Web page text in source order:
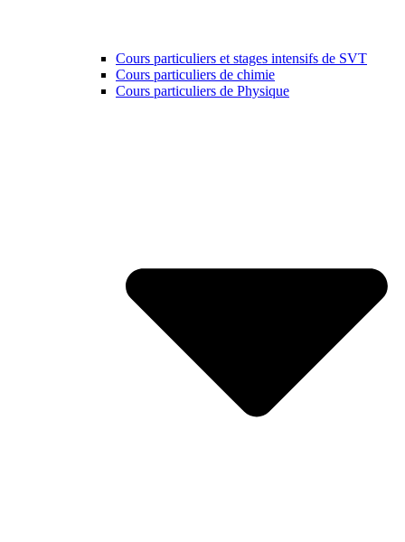
Cours particuliers et stages intensifs de SVT
Cours particuliers de chimie
Cours particuliers de Physique